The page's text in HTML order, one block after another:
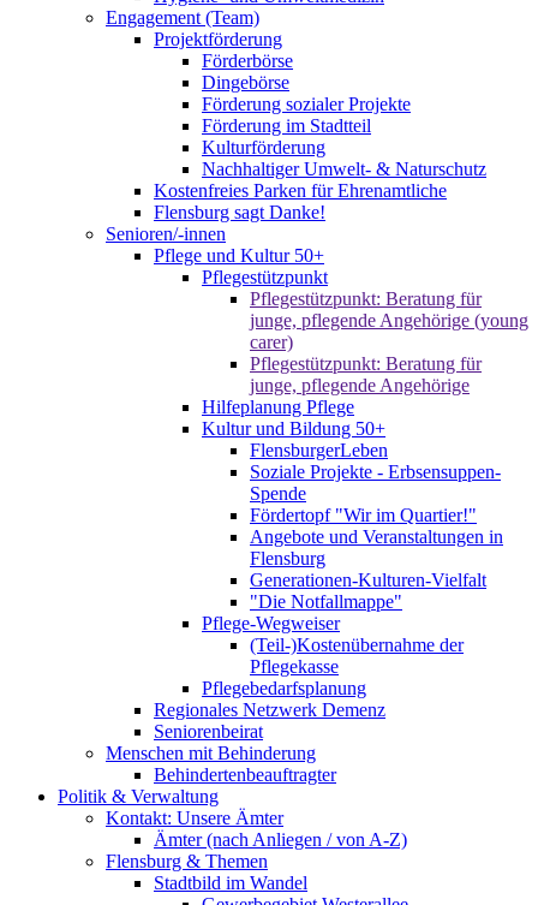
Engagement (Team)
Projektförderung
Förderbörse
Dingebörse
Förderung sozialer Projekte
Förderung im Stadtteil
Kulturförderung
Nachhaltiger Umwelt- & Naturschutz
Kostenfreies Parken für Ehrenamtliche
Flensburg sagt Danke!
Senioren/-innen
Pflege und Kultur 50+
Pflegestützpunkt
Pflegestützpunkt: Beratung für
junge, pflegende Angehörige (young
carer)
Pflegestützpunkt: Beratung für
junge, pflegende Angehörige
Hilfeplanung Pflege
Kultur und Bildung 50+
FlensburgerLeben
Soziale Projekte - Erbsensuppen-
Spende
Fördertopf "Wir im Quartier!"
Angebote und Veranstaltungen in
Flensburg
Generationen-Kulturen-Vielfalt
"Die Notfallmappe"
Pflege-Wegweiser
(Teil-)Kostenübernahme der
Pflegekasse
Pflegebedarfsplanung
Regionales Netzwerk Demenz
Seniorenbeirat
Menschen mit Behinderung
Behindertenbeauftragter
Politik & Verwaltung
Kontakt: Unsere Ämter
Ämter (nach Anliegen / von A-Z)
Flensburg & Themen
Stadtbild im Wandel